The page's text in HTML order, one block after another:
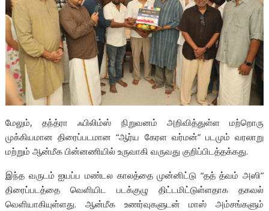
மேலும், தந்த்ரா ஃபிலிம்ஸ் நிறுவனம் அறிவித்துள்ள மற்றொரு
முக்கியமான திரைப்படமான “ஆர்ய கேரள வர்மன்” படமும் வரலாறு
மற்றும் ஆன்மீக பின்னணியில் உருவாகி வருவது குறிப்பிடத்தக்கது.
இந்த வருடம் ஐயப்ப மண்டல காலத்தை முன்னிட்டு “தத் த்வம் அஸி”
திரைப்படத்தை வெளியிட படக்குழு திட்டமிட்டுள்ளதாக தகவல்
வெளியாகியுள்ளது. ஆன்மீக உணர்வுகளுடன் மாஸ் அம்சங்களும்